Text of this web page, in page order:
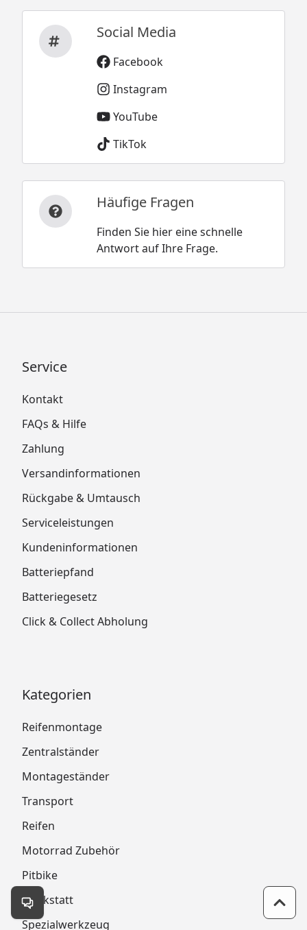
Social Media
Facebook
Instagram
YouTube
TikTok
Häufige Fragen
Finden Sie hier eine schnelle
Antwort auf Ihre Frage.
Service
Kontakt
FAQs & Hilfe
Zahlung
Versandinformationen
Rückgabe & Umtausch
Serviceleistungen
Kundeninformationen
Batteriepfand
Batteriegesetz
Click & Collect Abholung
Kategorien
Reifenmontage
Zentralständer
Montageständer
Transport
Reifen
Motorrad Zubehör
Pitbike
Werkstatt
Spezialwerkzeug
Kontakt öffnen